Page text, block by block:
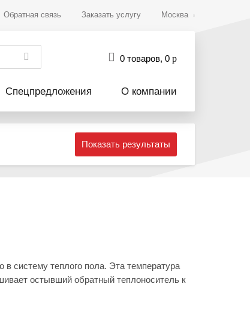
Обратная связь Заказать услугу Москва
0 товаров, 0 р
Спецпредложения О компании
Показать результаты
систему теплого пола. Эта температура
остывший обратный теплоноситель к